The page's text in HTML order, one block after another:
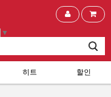
▼
히트 할인